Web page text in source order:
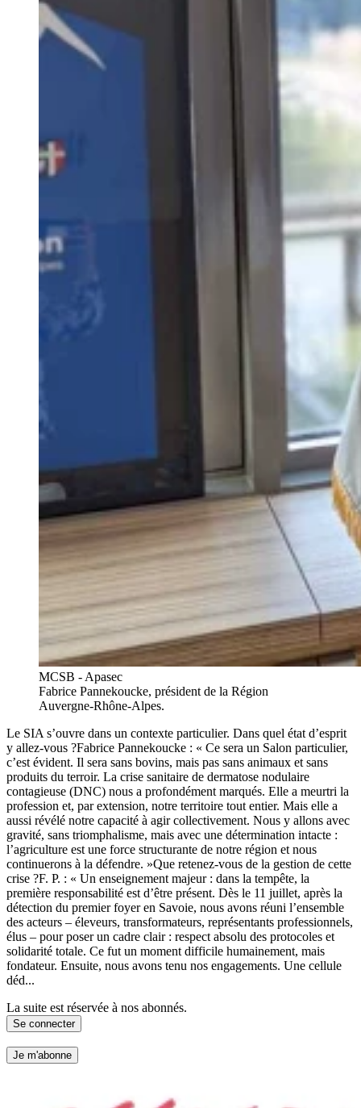
MCSB - Apasec
Fabrice Pannekoucke, président de la Région
Auvergne-Rhône-Alpes.
Le SIA s’ouvre dans un contexte particulier. Dans quel état d’esprit
y allez-vous ?Fabrice Pannekoucke : « Ce sera un Salon particulier,
c’est évident. Il sera sans bovins, mais pas sans animaux et sans
produits du terroir. La crise sanitaire de dermatose nodulaire
contagieuse (DNC) nous a profondément marqués. Elle a meurtri la
profession et, par extension, notre territoire tout entier. Mais elle a
aussi révélé notre capacité à agir collectivement. Nous y allons avec
gravité, sans triomphalisme, mais avec une détermination intacte :
l’agriculture est une force structurante de notre région et nous
continuerons à la défendre. »Que retenez-vous de la gestion de cette
crise ?F. P. : « Un enseignement majeur : dans la tempête, la
première responsabilité est d’être présent. Dès le 11 juillet, après la
détection du premier foyer en Savoie, nous avons réuni l’ensemble
des acteurs – éleveurs, transformateurs, représentants professionnels,
élus – pour poser un cadre clair : respect absolu des protocoles et
solidarité totale. Ce fut un moment difficile humainement, mais
fondateur. Ensuite, nous avons tenu nos engagements. Une cellule
déd...
La suite est réservée à nos abonnés.
Se connecter
Je m'abonne